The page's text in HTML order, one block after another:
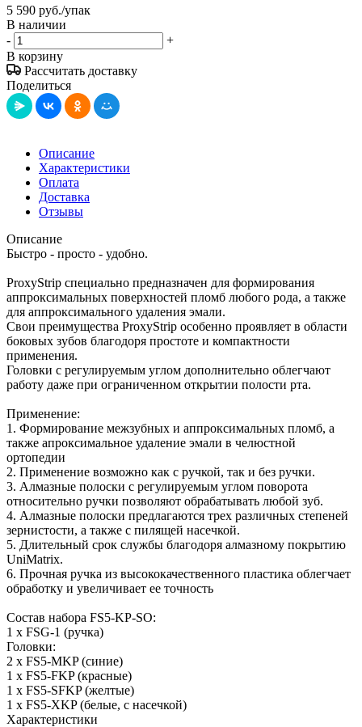
5 590 руб./упак
В наличии
-
+
В корзину
Рассчитать доставку
Поделиться
Описание
Характеристики
Оплата
Доставка
Отзывы
Описание
Быстро - просто - удобно.
ProxyStrip специально предназначен для формирования
аппроксимальных поверхностей пломб любого рода, а также
для аппроксимального удаления эмали.
Свои преимущества ProxyStrip особенно проявляет в области
боковых зубов благодоря простоте и компактности
применения.
Головки с регулируемым углом дополнительно облегчают
работу даже при ограниченном открытии полости рта.
Применение:
1. Формирование межзубных и аппроксимальных пломб, а
также апроксимальное удаление эмали в челюстной
ортопедии
2. Применение возможно как с ручкой, так и без ручки.
3. Алмазные полоски с регулируемым углом поворота
относительно ручки позволяют обрабатывать любой зуб.
4. Алмазные полоски предлагаются трех различных степеней
зернистости, а также с пилящей насечкой.
5. Длительный срок службы благодоря алмазному покрытию
UniMatrix.
6. Прочная ручка из высококачественного пластика облегчает
обработку и увеличивает ее точность
Состав набора FS5-KP-SO:
1 x FSG-1 (ручка)
Головки:
2 x FS5-MKP (синие)
1 x FS5-FKP (красные)
1 x FS5-SFKP (желтые)
1 x FS5-XKP (белые, с насечкой)
Характеристики